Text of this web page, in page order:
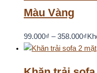
Màu Vàng
99.000₫ – 358.000₫